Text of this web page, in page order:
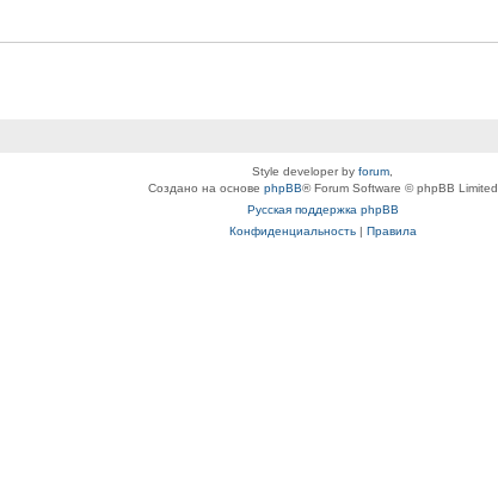
Style developer by forum
Создано на основе phpBB® Forum Software © phpBB Limited
Русская поддержка phpBB
Конфиденциальность| Правила